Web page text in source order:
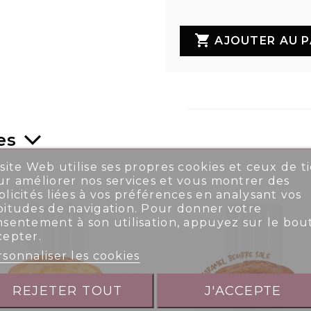
 AJOUTER AU
Web utilise ses propres cookies et ceux de
améliorer nos services et vous montrer des
liées à vos préférences en analysant vos
de navigation. Pour donner votre
à son utilisation, appuyez sur le
les cookies
REJETER TOUT J'ACCEPTE